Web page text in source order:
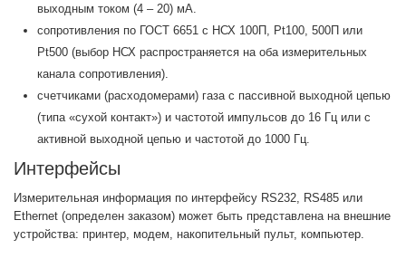
выходным током (4 – 20) мА.
сопротивления по ГОСТ 6651 с НСХ 100П, Pt100, 500П или
Pt500 (выбор НСХ распространяется на оба измерительных
канала сопротивления).
счетчиками (расходомерами) газа с пассивной выходной цепью
(типа «сухой контакт») и частотой импульсов до 16 Гц или с
активной выходной цепью и частотой до 1000 Гц.
Интерфейсы
Измерительная информация по интерфейсу RS232, RS485 или
Ethernet (определен заказом) может быть представлена на внешние
устройства: принтер, модем, накопительный пульт, компьютер.